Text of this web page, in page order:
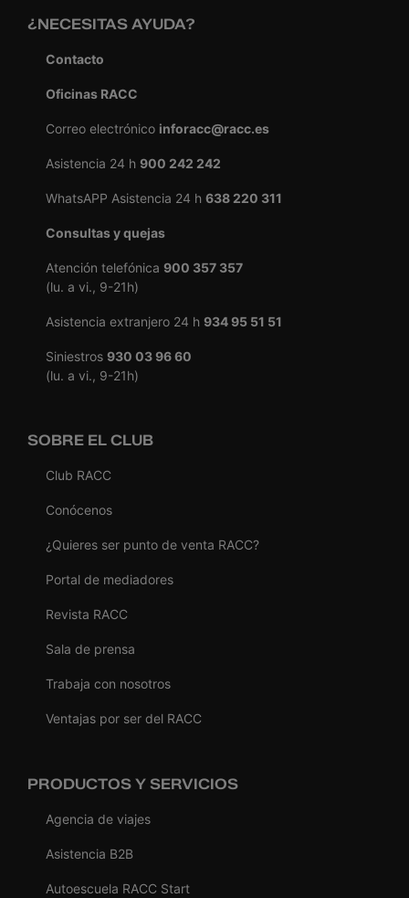
¿NECESITAS AYUDA?
Contacto
Oficinas RACC
Correo electrónico inforacc@racc.es
Asistencia 24 h 900 242 242
WhatsAPP Asistencia 24 h 638 220 311
Consultas y quejas
Atención telefónica 900 357 357
(lu. a vi., 9-21h)
Asistencia extranjero 24 h 934 95 51 51
Siniestros 930 03 96 60
(lu. a vi., 9-21h)
SOBRE EL CLUB
Club RACC
Conócenos
¿Quieres ser punto de venta RACC?
Portal de mediadores
Revista RACC
Sala de prensa
Trabaja con nosotros
Ventajas por ser del RACC
PRODUCTOS Y SERVICIOS
Agencia de viajes
Asistencia B2B
Autoescuela RACC Start